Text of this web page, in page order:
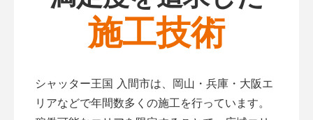
施工技術
シャッター王国 入間市は、岡山・兵庫・大阪エ
リアなどで年間数多くの施工を行っています。